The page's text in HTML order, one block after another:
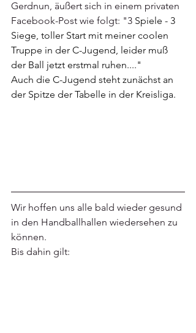
Gerdnun, äußert sich in einem privaten
Facebook-Post wie folgt: "3 Spiele - 3
Siege, toller Start mit meiner coolen
Truppe in der C-Jugend, leider muß
der Ball jetzt erstmal ruhen...."
Auch die C-Jugend steht zunächst an
der Spitze der Tabelle in der Kreisliga.
Wir hoffen uns alle bald wieder gesund
in den Handballhallen wiedersehen zu
können.
Bis dahin gilt: